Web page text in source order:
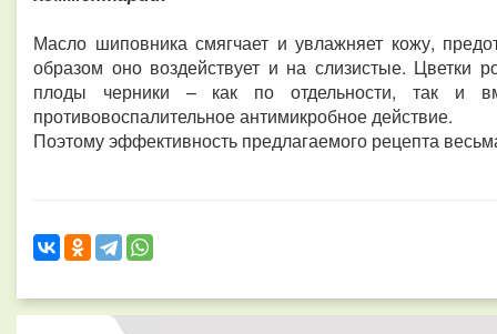
Масло шиповника смягчает и увлажняет кожу,
образом оно воздействует и на слизистые.
плоды черники – как по отдельности, так и
противовоспалительное антимикробное действие.
Поэтому эффективность предлагаемого рецепта